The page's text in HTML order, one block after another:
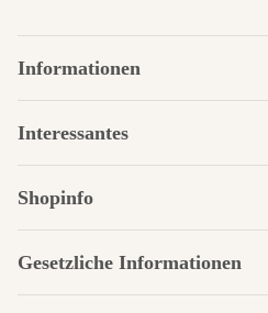
Informationen
Interessantes
Shopinfo
Gesetzliche Informationen